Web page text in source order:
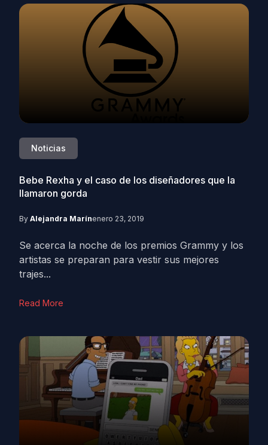
Noticias
Bebe Rexha y el caso de los diseñadores que la
llamaron gorda
By Alejandra Marínenero 23, 2019
Se acerca la noche de los premios Grammy y los
artistas se preparan para vestir sus mejores
trajes...
Read More